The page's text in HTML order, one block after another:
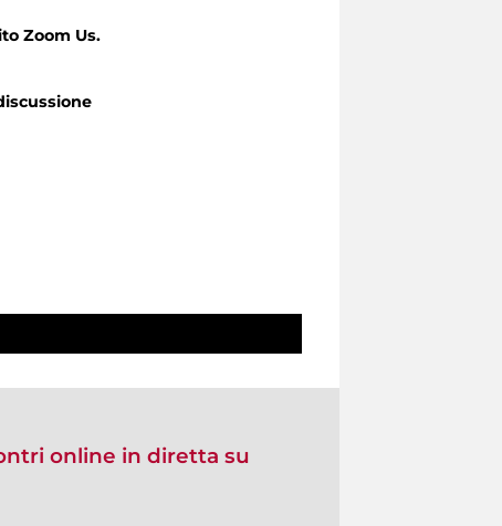
Zoom Us.
online in diretta su